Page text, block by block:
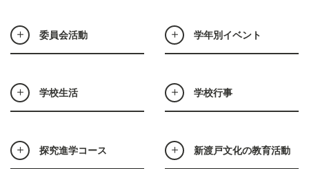
委員会活動 学年別イベント
学校生活 学校行事
探究進学コース 新渡戸文化の教育活動